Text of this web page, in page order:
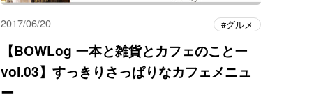
2017/06/20 グルメ
【BOWLog ー本と雑貨とカフェのことー
vol.03】すっきりさっぱりなカフェメニュ
ー